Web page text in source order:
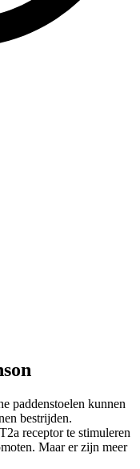
paddenstoelen kunnen
bestrijden.
receptor te stimuleren
Maar er zijn meer